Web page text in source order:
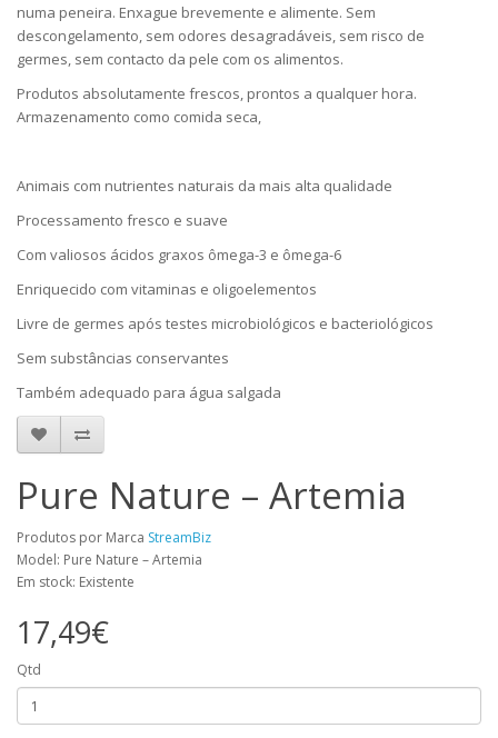
numa peneira. Enxague brevemente e alimente. Sem
descongelamento, sem odores desagradáveis, sem risco de
germes, sem contacto da pele com os alimentos.
Produtos absolutamente frescos, prontos a qualquer hora.
Armazenamento como comida seca,
Animais com nutrientes naturais da mais alta qualidade
Processamento fresco e suave
Com valiosos ácidos graxos ômega-3 e ômega-6
Enriquecido com vitaminas e oligoelementos
Livre de germes após testes microbiológicos e bacteriológicos
Sem substâncias conservantes
Também adequado para água salgada
Pure Nature – Artemia
Produtos por Marca StreamBiz
Model: Pure Nature – Artemia
Em stock: Existente
17,49€
Qtd